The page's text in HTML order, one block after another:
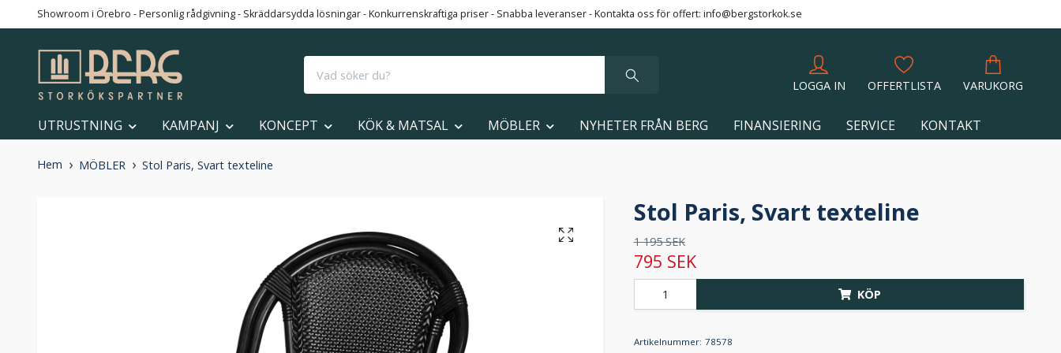
Showroom i Örebro - Personlig rådgivning - Skräddarsydda lösningar - Konkurrenskraftiga priser - Snabba leveranser - Kontakta oss för offert: info@bergstorkok.se
LOGGA IN OFFERTLISTA VARUKORG
UTRUSTNING KAMPANJ KONCEPT KÖK & MATSAL MÖBLER NYHETER FRÅN BERG FINANSIERING SERVICE KONTAKT
Hem MÖBLER Stol Paris, Svart texteline
Stol Paris, Svart texteline
1 195 SEK
795 SEK
KÖP
Artikelnummer: 78578